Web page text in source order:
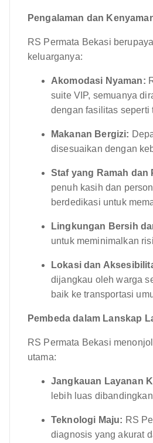
Pengalaman dan
RS Permata Bekasi
keluarganya:
Akomodasi Nyaman:
suite VIP, semuanya
dengan fasilitas seperti
Makanan Bergizi:
disesuaikan dengan
Staf yang Ramah dan
penuh kasih dan
berdedikasi untuk
Lingkungan Bersih
untuk meminimalkan
Lokasi dan
dijangkau oleh warga
baik ke transportasi
Pembeda dalam Lanskap
RS Permata Bekasi
utama:
Jangkauan Layanan
lebih luas
Teknologi Maju: RS
diagnosis yang akurat